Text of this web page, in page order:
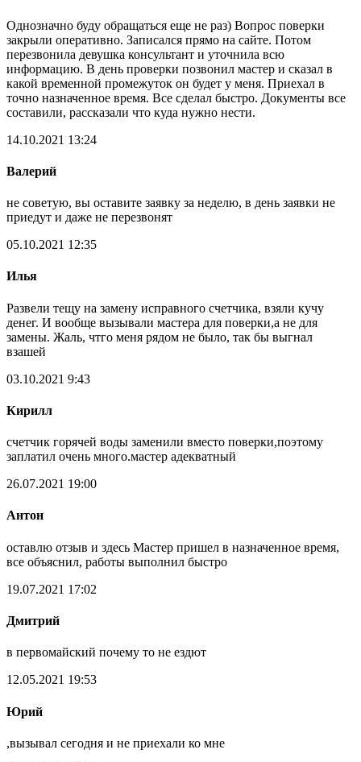
Однозначно буду обращаться еще не раз) Вопрос поверки
закрыли оперативно. Записался прямо на сайте. Потом
перезвонила девушка консультант и уточнила всю
информацию. В день проверки позвонил мастер и сказал в
какой временной промежуток он будет у меня. Приехал в
точно назначенное время. Все сделал быстро. Документы все
составили, рассказали что куда нужно нести.
14.10.2021 13:24
Валерий
не советую, вы оставите заявку за неделю, в день заявки не
приедут и даже не перезвонят
05.10.2021 12:35
Илья
Развели тещу на замену исправного счетчика, взяли кучу
денег. И вообще вызывали мастера для поверки,а не для
замены. Жаль, чтго меня рядом не было, так бы выгнал
взашей
03.10.2021 9:43
Кирилл
счетчик горячей воды заменили вместо поверки,поэтому
заплатил очень много.мастер адекватный
26.07.2021 19:00
Антон
оставлю отзыв и здесь Мастер пришел в назначенное время,
все объяснил, работы выполнил быстро
19.07.2021 17:02
Дмитрий
в первомайский почему то не ездют
12.05.2021 19:53
Юрий
,вызывал сегодня и не приехали ко мне